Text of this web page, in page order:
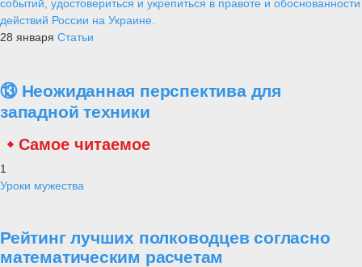
событий, удостовериться и укрепиться в правоте и обоснованности
действий России на Украине.
28 января Статьи
⑬ Неожиданная перспектива для
западной техники
Самое читаемое
1
Уроки мужества
Рейтинг лучших полководцев согласно
математическим расчетам